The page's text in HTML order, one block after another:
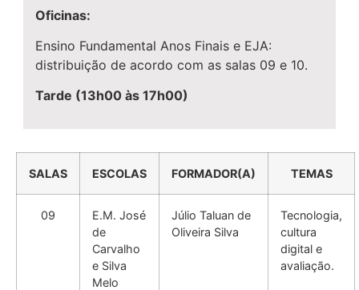
Oficinas:
Ensino Fundamental Anos Finais e EJA:
distribuição de acordo com as salas 09 e 10.
Tarde (13h00 às 17h00)
SALAS ESCOLAS FORMADOR(A) TEMAS
09
E.M. José
de
Carvalho
e Silva
Melo
Júlio Taluan de
Oliveira Silva
Tecnologia,
cultura
digital e
avaliação.